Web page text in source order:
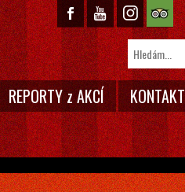
REPORTY z AKCÍ KONTAKT